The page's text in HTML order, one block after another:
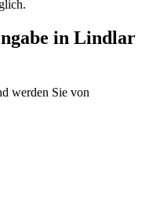
in Lindlar
werden Sie von